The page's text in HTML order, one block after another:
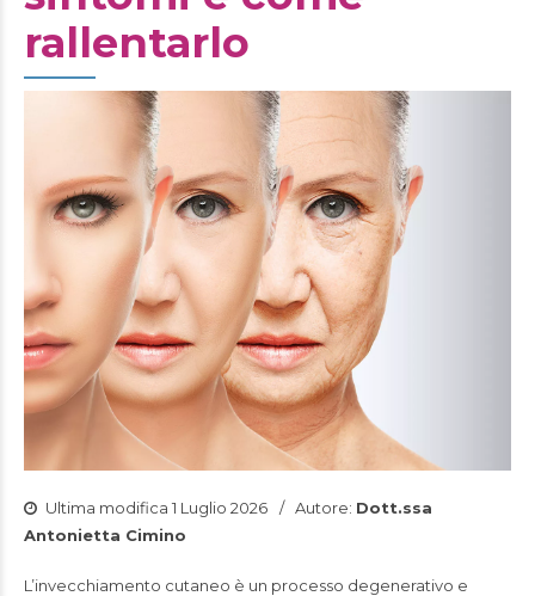
rallentarlo
Ultima modifica 1 Luglio 2026 Autore: Dott.ssa
Antonietta Cimino
L’invecchiamento cutaneo è un processo degenerativo e